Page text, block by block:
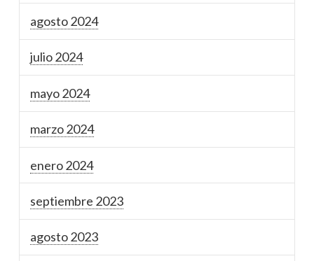
agosto 2024
julio 2024
mayo 2024
marzo 2024
enero 2024
septiembre 2023
agosto 2023